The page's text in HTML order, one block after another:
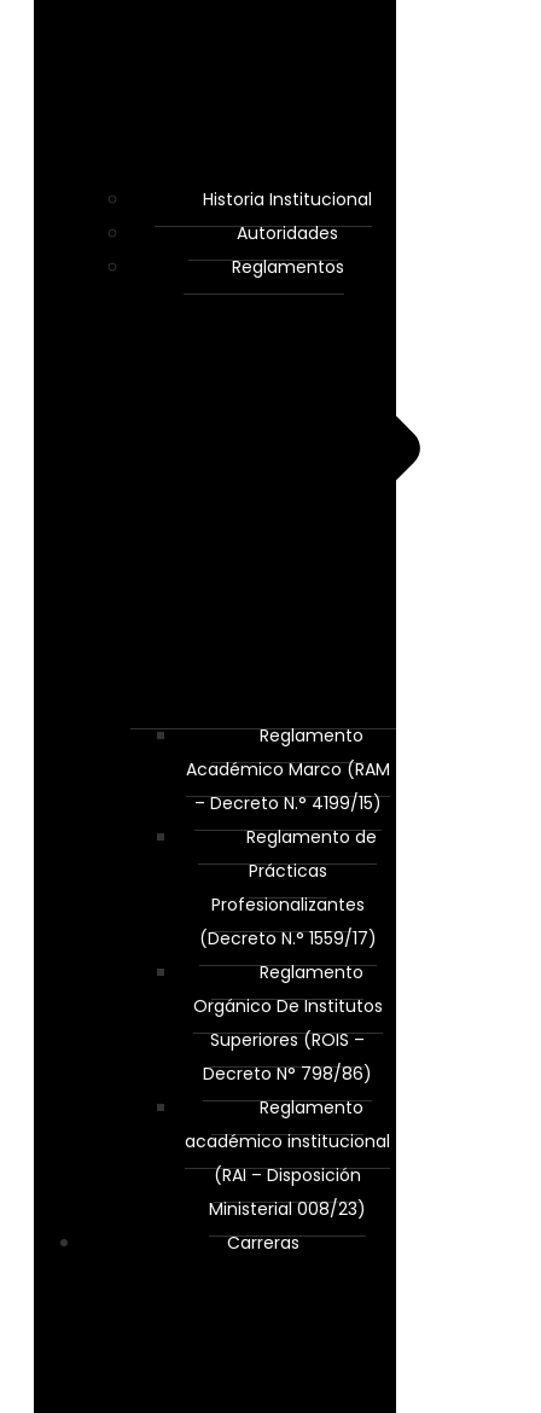
Historia Institucional
Autoridades
Reglamentos
Reglamento
Académico Marco (RAM
– Decreto N.° 4199/15)
Reglamento de
Prácticas
Profesionalizantes
(Decreto N.° 1559/17)
Reglamento
Orgánico De Institutos
Superiores (ROIS –
Decreto N° 798/86)
Reglamento
académico institucional
(RAI – Disposición
Ministerial 008/23)
Carreras